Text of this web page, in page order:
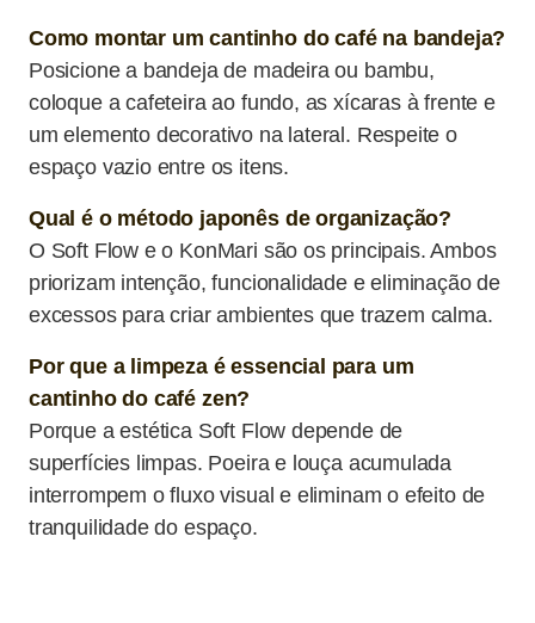
Como montar um cantinho do café na bandeja?
Posicione a bandeja de madeira ou bambu,
coloque a cafeteira ao fundo, as xícaras à frente e
um elemento decorativo na lateral. Respeite o
espaço vazio entre os itens.
Qual é o método japonês de organização?
O Soft Flow e o KonMari são os principais. Ambos
priorizam intenção, funcionalidade e eliminação de
excessos para criar ambientes que trazem calma.
Por que a limpeza é essencial para um
cantinho do café zen?
Porque a estética Soft Flow depende de
superfícies limpas. Poeira e louça acumulada
interrompem o fluxo visual e eliminam o efeito de
tranquilidade do espaço.